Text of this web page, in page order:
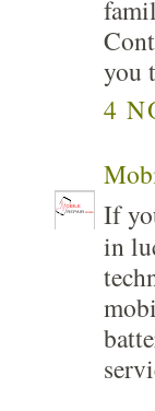
you
4
If
in